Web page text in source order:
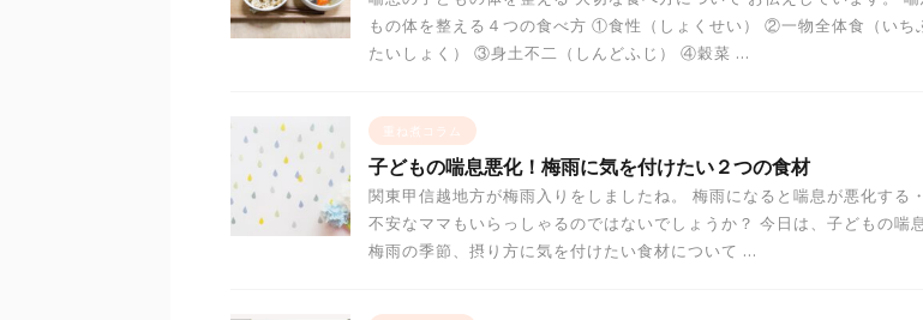
もの体を整える４つの食べ方 ①食性（しょくせい） ②一物全体食（いち
たいしょく） ③身土不二（しんどふじ） ④穀菜 ...
重ね煮コラム
子どもの喘息悪化！梅雨に気を付けたい２つの食材
関東甲信越地方が梅雨入りをしましたね。 梅雨になると喘息が悪化する・
不安なママもいらっしゃるのではないでしょうか？ 今日は、子どもの喘
梅雨の季節、摂り方に気を付けたい食材について ...